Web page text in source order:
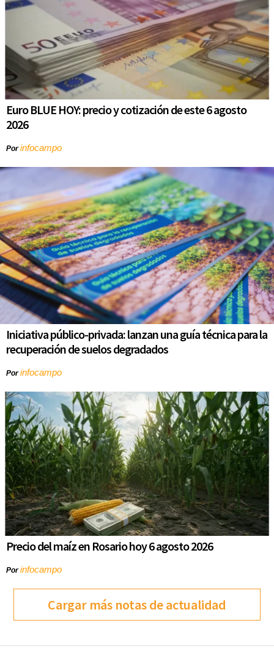
Euro BLUE HOY: precio y cotización de este 6 agosto
2026
Porinfocampo
Iniciativa público-privada: lanzan una guía técnica para la
recuperación de suelos degradados
Porinfocampo
Precio del maíz en Rosario hoy 6 agosto 2026
Porinfocampo
Cargar más notas de actualidad